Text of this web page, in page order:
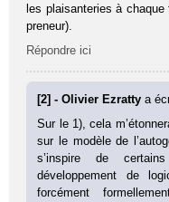
les plaisanteries à
preneur).
Répondre ici
[2] - Olivier Ezrattya
Sur le 1), cela
sur le modèle de
s’inspire de
développement de
forcément